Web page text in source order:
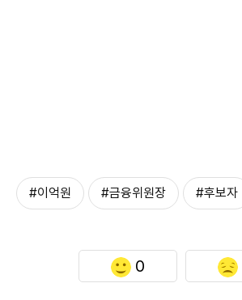
#​​​​​​​이억원 #금융위원장 #후보자
0